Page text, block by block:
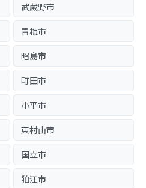
武蔵野市
青梅市
昭島市
町田市
小平市
東村山市
国立市
狛江市